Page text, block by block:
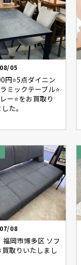
05
円⭐5点ダイニン
ミックテーブル⭐
ー⭐をお買取り
た。
08
福岡市博多区 ソフ
取りいたしまし